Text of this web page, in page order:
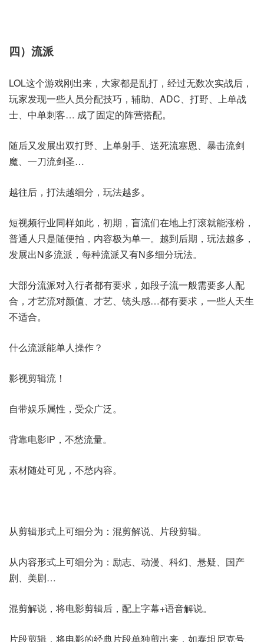
四）流派
LOL这个游戏刚出来，大家都是乱打，经过无数次实战后，
玩家发现一些人员分配技巧，辅助、ADC、打野、上单战
士、中单刺客… 成了固定的阵营搭配。
随后又发展出双打野、上单射手、送死流塞恩、暴击流剑
魔、一刀流剑圣…
越往后，打法越细分，玩法越多。
短视频行业同样如此，初期，盲流们在地上打滚就能涨粉，
普通人只是随便拍，内容极为单一。越到后期，玩法越多，
发展出N多流派，每种流派又有N多细分玩法。
大部分流派对入行者都有要求，如段子流一般需要多人配
合，才艺流对颜值、才艺、镜头感…都有要求，一些人天生
不适合。
什么流派能单人操作？
影视剪辑流！
自带娱乐属性，受众广泛。
背靠电影IP，不愁流量。
素材随处可见，不愁内容。
从剪辑形式上可细分为：混剪解说、片段剪辑。
从内容形式上可细分为：励志、动漫、科幻、悬疑、国产
剧、美剧…
混剪解说，将电影剪辑后，配上字幕+语音解说。
片段剪辑，将电影的经典片段单独剪出来，如泰坦尼克号、